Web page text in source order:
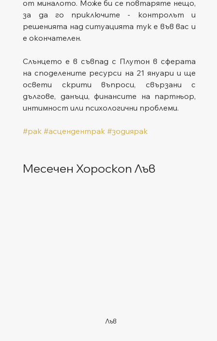
от миналото. Може би се повтаряте нещо,
за да го приключите - контролът и
решенията над ситуацията тук е във вас и
е окончателен.
Слънцето е в съвпад с Плутон в сферата
на споделените ресурси на 21 януари и ще
освети скрити въпроси, свързани с
дългове, данъци, финансите на партньор,
интимност или психологични проблеми.
#рак #асцендентрак #зодиярак
Месечен Хороскоп Лъв
Лъв